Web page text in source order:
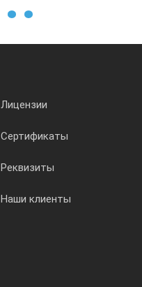
Лицензии
Сертификаты
Реквизиты
Наши клиенты